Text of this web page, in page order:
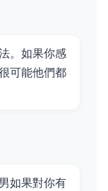
。如果你感
可能他們都
如果對你有